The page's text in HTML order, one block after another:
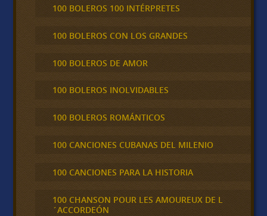
100 BOLEROS 100 INTÉRPRETES
100 BOLEROS CON LOS GRANDES
100 BOLEROS DE AMOR
100 BOLEROS INOLVIDABLES
100 BOLEROS ROMÁNTICOS
100 CANCIONES CUBANAS DEL MILENIO
100 CANCIONES PARA LA HISTORIA
100 CHANSON POUR LES AMOUREUX DE L
´ACCORDEÓN